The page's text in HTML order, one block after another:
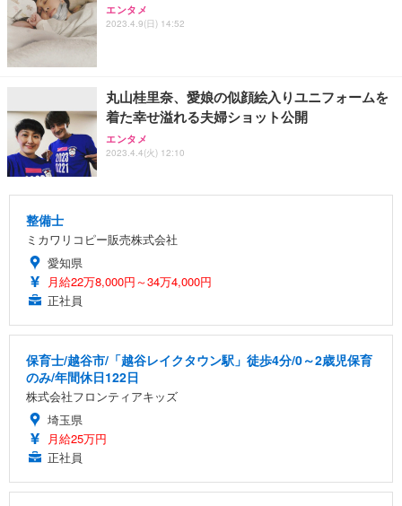
エンタメ
2023.4.9(日) 14:52
丸山桂里奈、愛娘の似顔絵入りユニフォームを
着た幸せ溢れる夫婦ショット公開
エンタメ
2023.4.4(火) 12:10
整備士
ミカワリコピー販売株式会社
愛知県
月給22万8,000円～34万4,000円
正社員
保育士/越谷市/「越谷レイクタウン駅」徒歩4分/0～2歳児保育
のみ/年間休日122日
株式会社フロンティアキッズ
埼玉県
月給25万円
正社員